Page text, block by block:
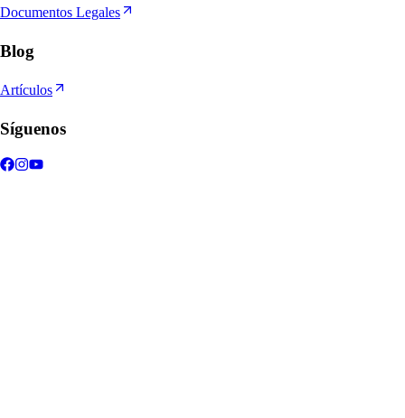
Documentos Legales
Blog
Artículos
Síguenos